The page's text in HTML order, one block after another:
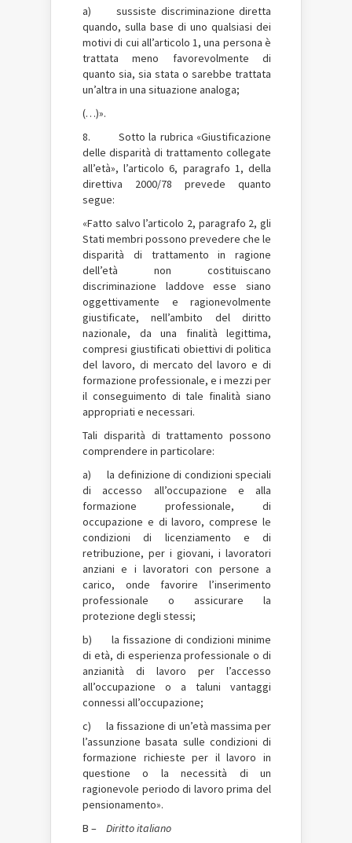
a) sussiste discriminazione diretta
quando, sulla base di uno qualsiasi dei
motivi di cui all’articolo 1, una persona è
trattata meno favorevolmente di
quanto sia, sia stata o sarebbe trattata
un’altra in una situazione analoga;
(…)».
8. Sotto la rubrica «Giustificazione
delle disparità di trattamento collegate
all’età», l’articolo 6, paragrafo 1, della
direttiva 2000/78 prevede quanto
segue:
«Fatto salvo l’articolo 2, paragrafo 2, gli
Stati membri possono prevedere che le
disparità di trattamento in ragione
dell’età non costituiscano
discriminazione laddove esse siano
oggettivamente e ragionevolmente
giustificate, nell’ambito del diritto
nazionale, da una finalità legittima,
compresi giustificati obiettivi di politica
del lavoro, di mercato del lavoro e di
formazione professionale, e i mezzi per
il conseguimento di tale finalità siano
appropriati e necessari.
Tali disparità di trattamento possono
comprendere in particolare:
a) la definizione di condizioni speciali
di accesso all’occupazione e alla
formazione professionale, di
occupazione e di lavoro, comprese le
condizioni di licenziamento e di
retribuzione, per i giovani, i lavoratori
anziani e i lavoratori con persone a
carico, onde favorire l’inserimento
professionale o assicurare la
protezione degli stessi;
b) la fissazione di condizioni minime
di età, di esperienza professionale o di
anzianità di lavoro per l’accesso
all’occupazione o a taluni vantaggi
connessi all’occupazione;
c) la fissazione di un’età massima per
l’assunzione basata sulle condizioni di
formazione richieste per il lavoro in
questione o la necessità di un
ragionevole periodo di lavoro prima del
pensionamento».
B – Diritto italiano